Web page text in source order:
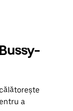
a